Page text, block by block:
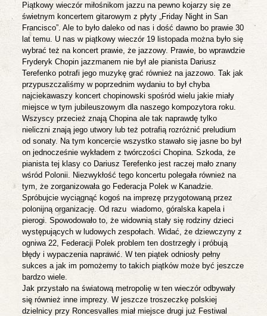
Piątkowy wieczór miłośnikom jazzu na pewno kojarzy się ze
świetnym koncertem gitarowym z płyty „Friday Night in San
Francisco”. Ale to było daleko od nas i dość dawno bo prawie 30
lat temu. U nas w piątkowy wieczór 19 listopada można było się
wybrać też na koncert prawie, że jazzowy. Prawie, bo wprawdzie
Fryderyk Chopin jazzmanem nie był ale pianista Dariusz
Terefenko potrafi jego muzykę grać również na jazzowo. Tak jak
przypuszczaliśmy w poprzednim wydaniu to był chyba
najciekawaszy koncert chopinowski spośród wielu jakie miały
miejsce w tym jubileuszowym dla naszego kompozytora roku.
Wszyscy przecież znają Chopina ale tak naprawdę tylko
nieliczni znają jego utwory lub też potrafią rozróżnić preludium
od sonaty. Na tym koncercie wszystko stawało się jasne bo był
on jednocześnie wykładem z twórczości Chopina. Szkoda, że
pianista tej klasy co Dariusz Terefenko jest raczej mało znany
wśród Polonii. Niezwykłość tego koncertu polegała również na
tym, że zorganizowała go Federacja Polek w Kanadzie.
Spróbujcie wyciągnąć kogoś na imprezę przygotowaną przez
polonijną organizację. Od razu wiadomo, góralska kapela i
pierogi. Spowodowało to, że widownią stały się rodziny dzieci
występujących w ludowych zespołach. Widać, że dziewczyny z
ogniwa 22, Federacji Polek problem ten dostrzegły i próbują
błędy i wypaczenia naprawić. W ten piątek odniosły pełny
sukces a jak im pomożemy to takich piątków może być jeszcze
bardzo wiele.
Jak przystało na światową metropolię w ten wieczór odbywały
się również inne imprezy. W jeszcze troszeczkę polskiej
dzielnicy przy Roncesvalles miał miejsce drugi już Festiwal